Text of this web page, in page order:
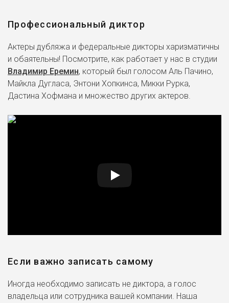
Профессиональный диктор
Актеры дубляжа и федеральные дикторы харизматичны
и обаятельны! Посмотрите, как работает у нас в студии
Владимир Еремин, который был голосом Аль Пачино,
Майкла Дугласа, Энтони Хопкинса, Микки Рурка,
Дастина Хофмана и множество других актеров.
Если важно записать самому
Иногда необходимо записать не диктора, а голос
владельца или сотрудника вашей компании. Наша